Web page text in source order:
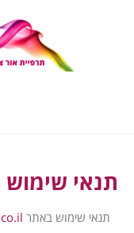
תנאי שימוש
תנאי שימוש באתר